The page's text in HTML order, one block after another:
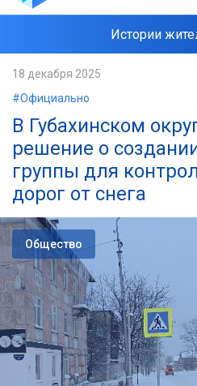
Истории
18 декабря 2025
#Официально
В Губахинском
решение о
группы для
дорог от снега
Общество